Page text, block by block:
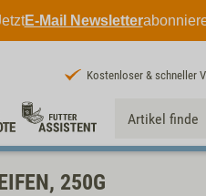
E-Mail Newsletter
Kostenloser & schneller
250G